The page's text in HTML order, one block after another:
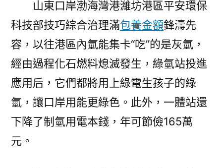
山東口岸渤海灣港濰坊港區平安環保
科技部技巧綜合治理滿包養金額鋒濤先
容，以往港區內氫能集卡“吃”的是灰氫，
經由過程化石燃料熄滅發生，綠氫站投進
應用后，它們都將用上綠電生孩子的綠
氫，讓口岸用能更綠色。此外，一體站還
下降了制氫用電本錢，年可節儉165萬
元。